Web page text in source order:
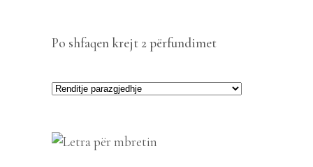
Po shfaqen krejt 2 përfundimet
SHTOJE NË SHPORTË